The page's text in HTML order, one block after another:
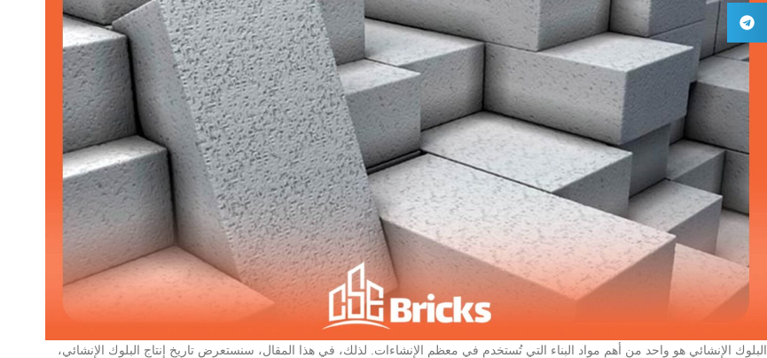
البلوك الإنشائي هو واحد من أهم مواد البناء التي تُستخدم في معظم الإنشاءات. لذلك، في هذا المقال، سنستعرض تاريخ إنتاج البلوك الإنشائي،